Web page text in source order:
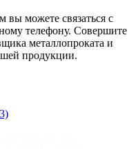
можете связаться с
телефону. Совершите
металлопроката и
продукции.